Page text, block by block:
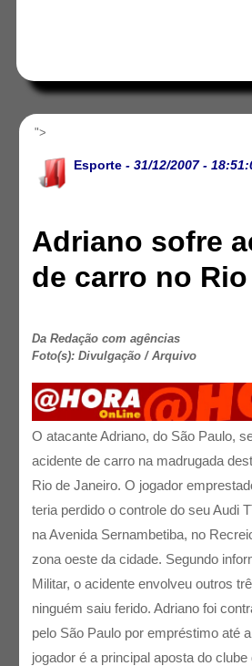
">
Esporte - 31/12/2007 -
Adriano sofre
de carro no Rio
Da Redação com agências
Foto(s): Divulgação / Arquivo
O atacante Adriano, do São Paulo,
acidente de carro na madrugada
Rio de Janeiro. O jogador
teria perdido o controle do seu Audi
na Avenida Sernambetiba, no
zona oeste da cidade. Segundo
Militar, o acidente envolveu outros
ninguém saiu ferido. Adriano foi
pelo São Paulo por empréstimo até
jogador é a principal aposta do